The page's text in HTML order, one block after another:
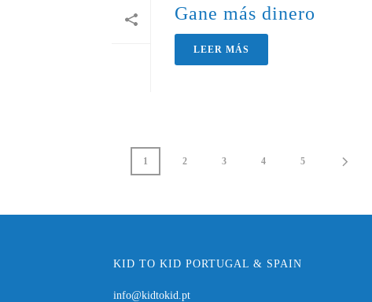
Gane más dinero
LEER MÁS
1 2 3 4 5
KID TO KID PORTUGAL & SPAIN
info@kidtokid.pt